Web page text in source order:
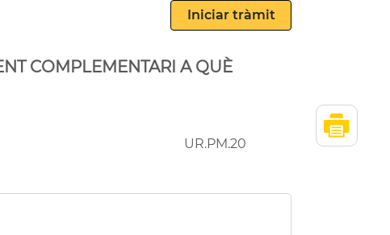
COMPLEMENTARI A QUÈ
UR.PM.20